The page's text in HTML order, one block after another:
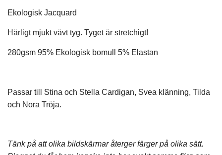
Ekologisk Jacquard
Härligt mjukt vävt tyg. Tyget är stretchigt!
280gsm 95% Ekologisk bomull 5% Elastan
Passar till Stina och Stella Cardigan, Svea klänning, Tilda
och Nora Tröja.
Tänk på att olika bildskärmar återger färger på olika sätt.